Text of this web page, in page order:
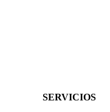
SERVICIOS